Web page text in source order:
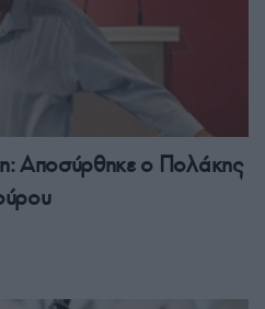
Αποσύρθηκε ο Πολάκης